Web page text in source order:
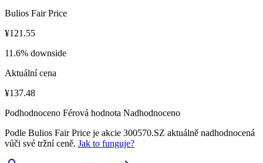
Bulios Fair Price
¥121.55
11.6% downside
Aktuální cena
¥137.48
Podhodnoceno Férová hodnota Nadhodnoceno
Podle Bulios Fair Price je akcie 300570.SZ aktuálně nadhodnocená
vůči své tržní ceně. Jak to funguje?